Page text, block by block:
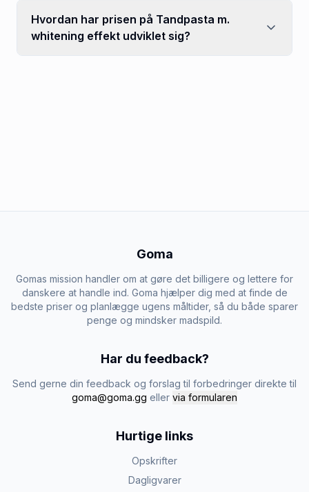
Hvordan har prisen på Tandpasta m.
whitening effekt udviklet sig?
Goma
Gomas mission handler om at gøre det billigere og lettere for
danskere at handle ind. Goma hjælper dig med at finde de
bedste priser og planlægge ugens måltider, så du både sparer
penge og mindsker madspild.
Har du feedback?
Send gerne din feedback og forslag til forbedringer direkte til
goma@goma.gg eller via formularen
Hurtige links
Opskrifter
Dagligvarer